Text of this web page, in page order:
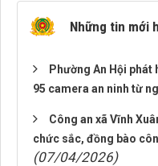
Những tin mới
Phường An Hội
95 camera an ninh từ
Công an xã Vĩnh
chức sắc, đồng bào
(07/04/2026)